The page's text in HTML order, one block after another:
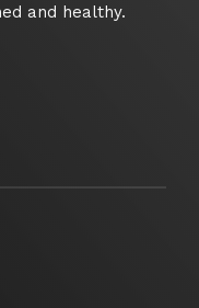
and healthy.